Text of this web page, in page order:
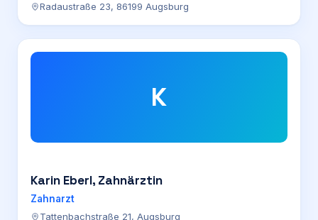
Radaustraße 23, 86199 Augsburg
K
Karin Eberl, Zahnärztin
Zahnarzt
Tattenbachstraße 21, Augsburg